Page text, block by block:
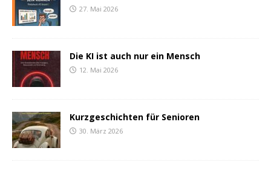
27. Mai 2026
Die KI ist auch nur ein Mensch
12. Mai 2026
Kurzgeschichten für Senioren
30. März 2026